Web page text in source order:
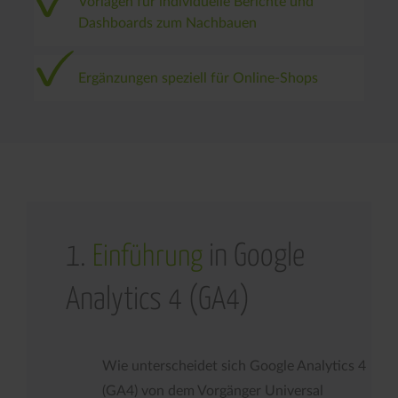
Dashboards zum Nachbauen
Ergänzungen speziell für Online-Shops
1. Einführung in Google
Analytics 4 (GA4)
Wie unterscheidet sich Google Analytics 4
(GA4) von dem Vorgänger Universal